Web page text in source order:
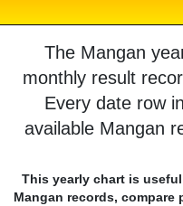
The Mangan
monthly result
Every date row
available Mangan
This yearly chart is
Mangan records,